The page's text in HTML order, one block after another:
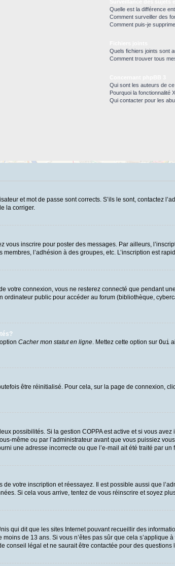
Quelle est la différence
Comment surveiller des
Comment puis-je
Quels fichiers joints sont
Comment trouver tous
Qui sont les auteurs de
Pourquoi la fonctionnalité
Qui contacter pour les
et mot de passe sont corrects. S’ils le sont, contactez
la corriger.
vous inscrire pour poster des messages. Par ailleurs,
l’adhésion à des groupes, etc. L’inscription est
votre connexion, vous ne resterez connecté que pendant
public pour accéder au forum (bibliothèque,
Cacher mon statut en ligne . Mettez cette option sur Oui
être réinitialisé. Pour cela, sur la page de connexion,
possibilités. Si la gestion COPPA est active et si vous
même ou par l’administrateur avant que vous puissiez
une adresse incorrecte ou que l’e-mail ait été traité par
votre inscription et réessayez. Il est possible aussi que
Si cela vous arrive, tentez de vous réinscrire et soyez
qui dit que les sites Internet pouvant recueillir des
de 13 ans. Si vous n’êtes pas sûr que cela
légal et ne saurait être contactée pour des